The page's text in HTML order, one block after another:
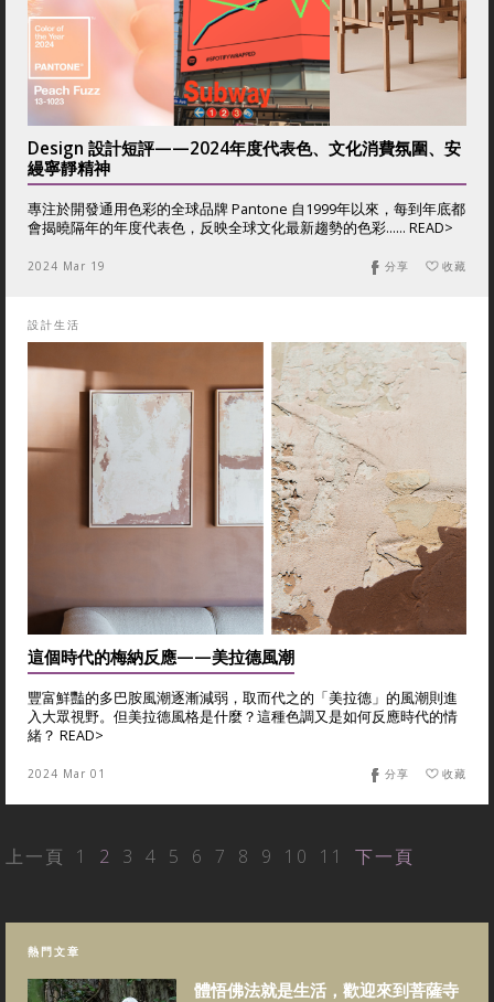
Design 設計短評——2024年度代表色、文化消費氛圍、安
縵寧靜精神
專注於開發通用色彩的全球品牌 Pantone 自1999年以來，每到年底都
會揭曉隔年的年度代表色，反映全球文化最新趨勢的色彩...... READ>
2024 Mar 19 收藏
分享
設計生活
這個時代的梅納反應——美拉德風潮
豐富鮮豔的多巴胺風潮逐漸減弱，取而代之的「美拉德」的風潮則進
入大眾視野。但美拉德風格是什麼？這種色調又是如何反應時代的情
緒？ READ>
2024 Mar 01 收藏
分享
上一頁 1 2 3 4 5 6 7 8 9 10 11 下一頁
熱門文章
體悟佛法就是生活，歡迎來到菩薩寺